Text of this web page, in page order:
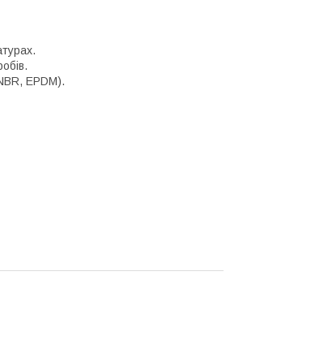
EPDM).